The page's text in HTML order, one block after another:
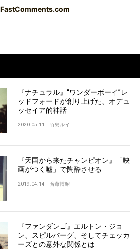
FastComments.com
『ナチュラル』“ワンダーボーイ”レ
ッドフォードが創り上げた、オデュ
ッセイア的神話
2020.05.11 竹島ルイ
『天国から来たチャンピオン』「映
画がつく嘘」で陶酔させる
2019.04.14 斉藤博昭
『ファンダンゴ』エルトン・ジョ
ン、スピルバーグ、そしてチェッカ
ーズとの意外な関係とは